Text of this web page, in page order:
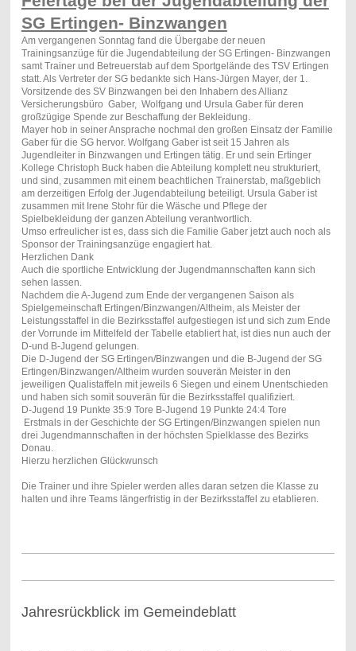
SG Ertingen- Binzwangen
Am vergangenen Sonntag fand die Übergabe der neuen
Trainingsanzüge für die Jugendabteilung der SG Ertingen- Binzwangen
samt Trainer und Betreuerstab auf dem Sportgelände des TSV Ertingen
statt. Als Vertreter der SG bedankte sich Hans-Jürgen Mayer, der 1.
Vorsitzende des SV Binzwangen bei den Inhabern des Allianz
Versicherungsbüro Gaber, Wolfgang und Ursula Gaber für deren
großzügige Spende zur Beschaffung der Bekleidung.
Mayer hob in seiner Ansprache nochmal den großen Einsatz der Familie
Gaber für die SG hervor. Wolfgang Gaber ist seit 15 Jahren als
Jugendleiter in Binzwangen und Ertingen tätig. Er und sein Ertinger
Kollege Christoph Buck haben die Abteilung komplett neu strukturiert,
und sind, zusammen mit einem beachtlichen Trainerstab, maßgeblich
am derzeitigen Erfolg der Jugendabteilung beteiligt. Ursula Gaber ist
zusammen mit Irene Stohr für die Wäsche und Pflege der
Spielbekleidung der ganzen Abteilung verantwortlich.
Umso erfreulicher ist es, dass sich die Familie Gaber jetzt auch noch als
Sponsor der Trainingsanzüge engagiert hat.
Herzlichen Dank
Auch die sportliche Entwicklung der Jugendmannschaften kann sich
sehen lassen.
Nachdem die A-Jugend zum Ende der vergangenen Saison als
Spielgemeinschaft Ertingen/Binzwangen/Altheim, als Meister der
Leistungsstaffel in die Bezirksstaffel aufgestiegen ist und sich zum Ende
der Vorrunde im Mittelfeld der Tabelle etabliert hat, ist dies nun auch der
D-und B-Jugend gelungen.
Die D-Jugend der SG Ertingen/Binzwangen und die B-Jugend der SG
Ertingen/Binzwangen/Altheim wurden souverän Meister in den
jeweiligen Qualistaffeln mit jeweils 6 Siegen und einem Unentschieden
und haben sich somit souverän für die Bezirksstaffel qualifiziert.
D-Jugend 19 Punkte 35:9 Tore B-Jugend 19 Punkte 24:4 Tore
Erstmals in der Geschichte der SG Ertingen/Binzwangen spielen nun
drei Jugendmannschaften in der höchsten Spielklasse des Bezirks
Donau.
Hierzu herzlichen Glückwunsch
Die Trainer und ihre Spieler werden alles daran setzen die Klasse zu
halten und ihre Teams längerfristig in der Bezirksstaffel zu etablieren.
Jahresrückblick im Gemeindeblatt